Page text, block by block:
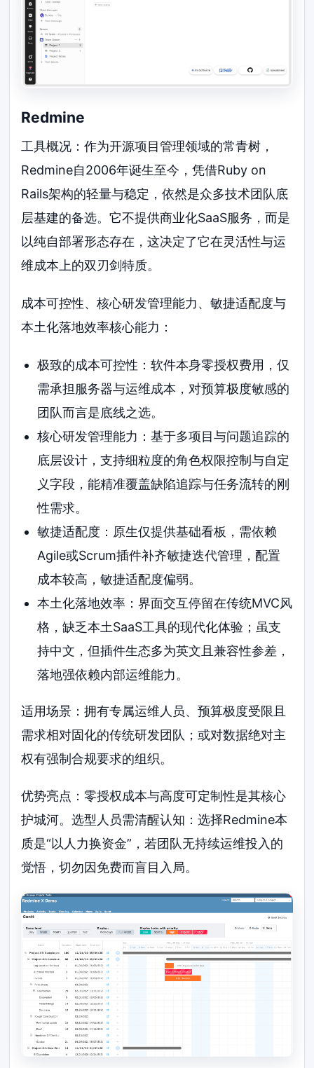
Redmine
工具概况：作为开源项目管理领域的常青树，
Redmine自2006年诞生至今，凭借Ruby on
Rails架构的轻量与稳定，依然是众多技术团队底
层基建的备选。它不提供商业化SaaS服务，而是
以纯自部署形态存在，这决定了它在灵活性与运
维成本上的双刃剑特质。
成本可控性、核心研发管理能力、敏捷适配度与
本土化落地效率核心能力：
极致的成本可控性：软件本身零授权费用，仅
需承担服务器与运维成本，对预算极度敏感的
团队而言是底线之选。
核心研发管理能力：基于多项目与问题追踪的
底层设计，支持细粒度的角色权限控制与自定
义字段，能精准覆盖缺陷追踪与任务流转的刚
性需求。
敏捷适配度：原生仅提供基础看板，需依赖
Agile或Scrum插件补齐敏捷迭代管理，配置
成本较高，敏捷适配度偏弱。
本土化落地效率：界面交互停留在传统MVC风
格，缺乏本土SaaS工具的现代化体验；虽支
持中文，但插件生态多为英文且兼容性参差，
落地强依赖内部运维能力。
适用场景：拥有专属运维人员、预算极度受限且
需求相对固化的传统研发团队；或对数据绝对主
权有强制合规要求的组织。
优势亮点：零授权成本与高度可定制性是其核心
护城河。选型人员需清醒认知：选择Redmine本
质是“以人力换资金”，若团队无持续运维投入的
觉悟，切勿因免费而盲目入局。